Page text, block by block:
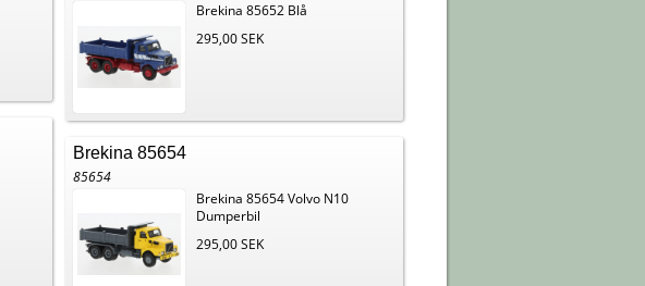
Brekina 85652 Blå
295,00 SEK
Brekina 85654
85654
Brekina 85654 Volvo N10
Dumperbil
295,00 SEK